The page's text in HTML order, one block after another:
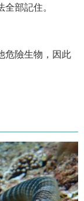
部記住。
危險生物，因此